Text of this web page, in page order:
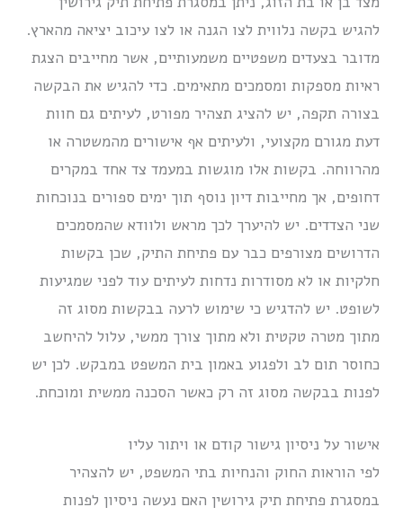
להגיש בקשה נלווית לצו הגנה או לצו עיכוב יציאה מהארץ.
מדובר בצעדים משפטיים משמעותיים, אשר מחייבים הצגת
ראיות מספקות ומסמכים מתאימים. כדי להגיש את הבקשה
בצורה תקפה, יש להציג תצהיר מפורט, לעיתים גם חוות
דעת מגורם מקצועי, ולעיתים אף אישורים מהמשטרה או
מהרווחה. בקשות אלו מוגשות במעמד צד אחד במקרים
דחופים, אך מחייבות דיון נוסף תוך ימים ספורים בנוכחות
שני הצדדים. יש להיערך לכך מראש ולוודא שהמסמכים
הדרושים מצורפים כבר עם פתיחת התיק, שכן בקשות
חלקיות או לא מסודרות נדחות לעיתים עוד לפני שמגיעות
לשופט. יש להדגיש כי שימוש לרעה בבקשות מסוג זה
מתוך מטרה טקטית ולא מתוך צורך ממשי, עלול להיחשב
כחוסר תום לב ולפגוע באמון בית המשפט במבקש. לכן יש
לפנות בבקשה מסוג זה רק כאשר הסכנה ממשית ומוכחת.
אישור על ניסיון גישור קודם או ויתור עליו
לפי הוראות החוק והנחיות בתי המשפט, יש להצהיר
במסגרת פתיחת תיק גירושין האם נעשה ניסיון לפנות